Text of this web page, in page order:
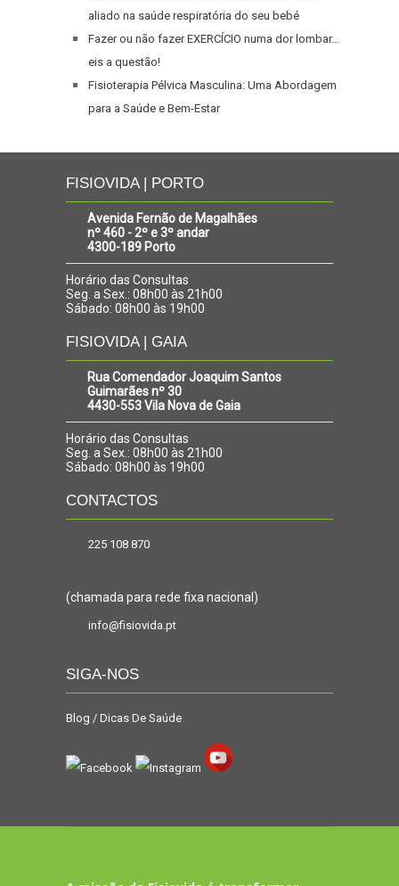
aliado na saúde respiratória do seu bebé
Fazer ou não fazer EXERCÍCIO numa dor lombar…
eis a questão!
Fisioterapia Pélvica Masculina: Uma Abordagem
para a Saúde e Bem-Estar
FISIOVIDA | PORTO
Avenida Fernão de Magalhães
nº 460 - 2º e 3º andar
4300-189 Porto
Horário das Consultas
Seg. a Sex.: 08h00 às 21h00
Sábado: 08h00 às 19h00
FISIOVIDA | GAIA
Rua Comendador Joaquim Santos
Guimarães nº 30
4430-553 Vila Nova de Gaia
Horário das Consultas
Seg. a Sex.: 08h00 às 21h00
Sábado: 08h00 às 19h00
CONTACTOS
225 108 870
(chamada para rede fixa nacional)
info@fisiovida.pt
SIGA-NOS
Blog / Dicas De Saúde